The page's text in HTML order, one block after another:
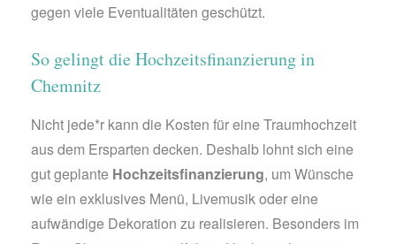
gegen viele Eventualitäten geschützt.
So gelingt die Hochzeitsfinanzierung in
Chemnitz
Nicht jede*r kann die Kosten für eine Traumhochzeit
aus dem Ersparten decken. Deshalb lohnt sich eine
gut geplante Hochzeitsfinanzierung, um Wünsche
wie ein exklusives Menü, Livemusik oder eine
aufwändige Dekoration zu realisieren. Besonders im